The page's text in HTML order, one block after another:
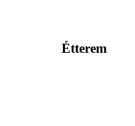
Étterem